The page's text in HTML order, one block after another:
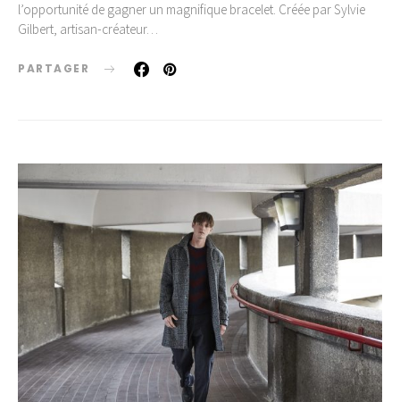
l’opportunité de gagner un magnifique bracelet. Créée par Sylvie
Gilbert, artisan-créateur…
PARTAGER